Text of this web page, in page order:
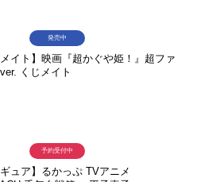
メイト】映画『超かぐや姫！』超ファ
くじメイト
発売中
ギュア】るかっぷ TVアニメ
予約受付中